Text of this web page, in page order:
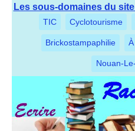
Les sous-domaines du
TIC Cyclotourisme
Brickostampaphilie
Nouan-